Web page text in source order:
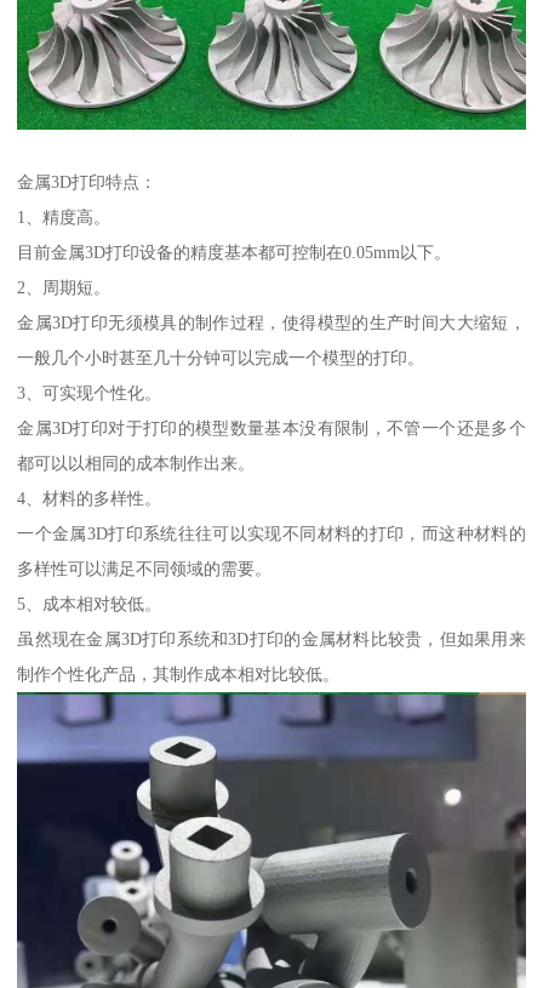
金属3D打印特点：
1、精度高。
目前金属3D打印设备的精度基本都可控制在0.05mm以下。
2、周期短。
金属3D打印无须模具的制作过程，使得模型的生产时间大大缩短，
一般几个小时甚至几十分钟可以完成一个模型的打印。
3、可实现个性化。
金属3D打印对于打印的模型数量基本没有限制，不管一个还是多个
都可以以相同的成本制作出来。
4、材料的多样性。
一个金属3D打印系统往往可以实现不同材料的打印，而这种材料的
多样性可以满足不同领域的需要。
5、成本相对较低。
虽然现在金属3D打印系统和3D打印的金属材料比较贵，但如果用来
制作个性化产品，其制作成本相对比较低。